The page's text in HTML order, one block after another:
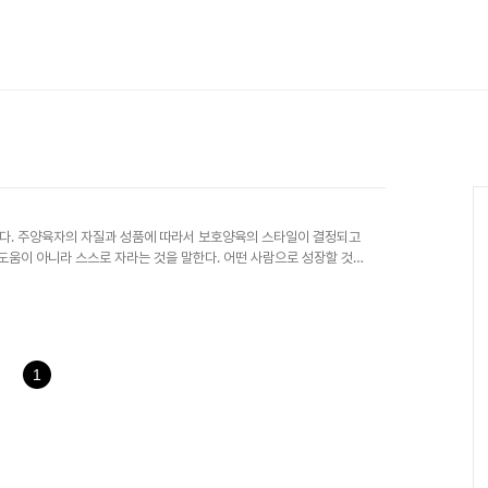
. 주양육자의 자질과 성품에 따라서 보호양육의 스타일이 결정되고
이 아니라 스스로 자라는 것을 말한다. 어떤 사람으로 성장할 것
1